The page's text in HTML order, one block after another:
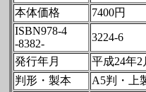
本体価格
7400円
ISBN978-4
-8382-
3224-6
発行年月
平成24年2
判形・製本
A5判・上